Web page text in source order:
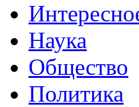
Наука
Общество
Политика